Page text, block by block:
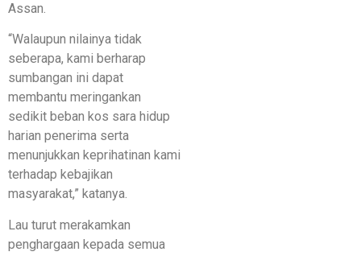
Assan.
“Walaupun nilainya tidak
seberapa, kami berharap
sumbangan ini dapat
membantu meringankan
sedikit beban kos sara hidup
harian penerima serta
menunjukkan keprihatinan kami
terhadap kebajikan
masyarakat,” katanya.
Lau turut merakamkan
penghargaan kepada semua